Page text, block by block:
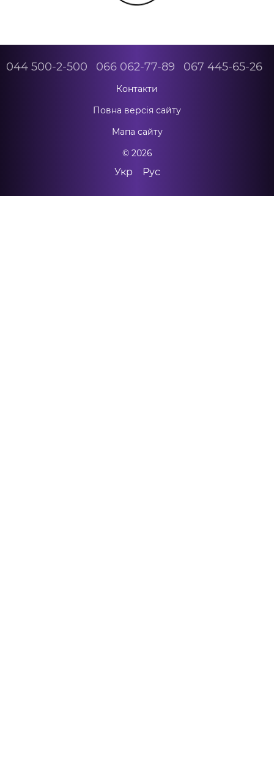
044 500-2-500 066 062-77-89 067 445-65-26
Контакти
Повна версія сайту
Мапа сайту
© 2026
Укр Рус